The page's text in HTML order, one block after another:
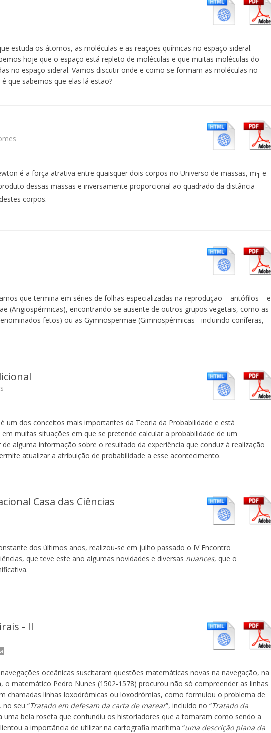
estuda os átomos, as moléculas e as reações químicas no espaço sideral.
hoje que o espaço está repleto de moléculas e que muitas moléculas do
no espaço sideral. Vamos discutir onde e como se formam as moléculas no
que sabemos que elas lá estão?
é a força atrativa entre quaisquer dois corpos no Universo de massas, m1 e
dessas massas e inversamente proporcional ao quadrado da distância
corpos.
que termina em séries de folhas especializadas na reprodução – antófilos – e
(Angiospérmicas), encontrando-se ausente de outros grupos vegetais, como as
fetos) ou as Gymnospermae (Gimnospérmicas - incluindo coníferas,
um dos conceitos mais importantes da Teoria da Probabilidade e está
muitas situações em que se pretende calcular a probabilidade de um
alguma informação sobre o resultado da experiência que conduz à realização
atualizar a atribuição de probabilidade a esse acontecimento.
Casa das Ciências
dos últimos anos, realizou-se em julho passado o IV Encontro
que teve este ano algumas novidades e diversas nuances, que o
- II
oceânicas suscitaram questões matemáticas novas na navegação, na
o matemático Pedro Nunes (1502-1578) procurou não só compreender as linhas
chamadas linhas loxodrómicas ou loxodrómias, como formulou o problema de
seu “Tratado em defesam da carta de marear”, incluído no “Tratado da
uma bela roseta que confundiu os historiadores que a tomaram como sendo a
a importância de utilizar na cartografia marítima “uma descrição plana da